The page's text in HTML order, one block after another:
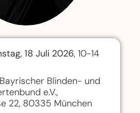
18 Juli 2026, 10-14
Bayrischer Blinden- und
e.V.,
22, 80335 München